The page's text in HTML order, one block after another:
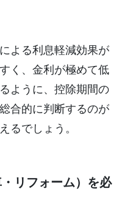
よる利息軽減効果が
く、金利が極めて低
ように、控除期間の
合的に判断するのが
るでしょう。
リフォーム）を必